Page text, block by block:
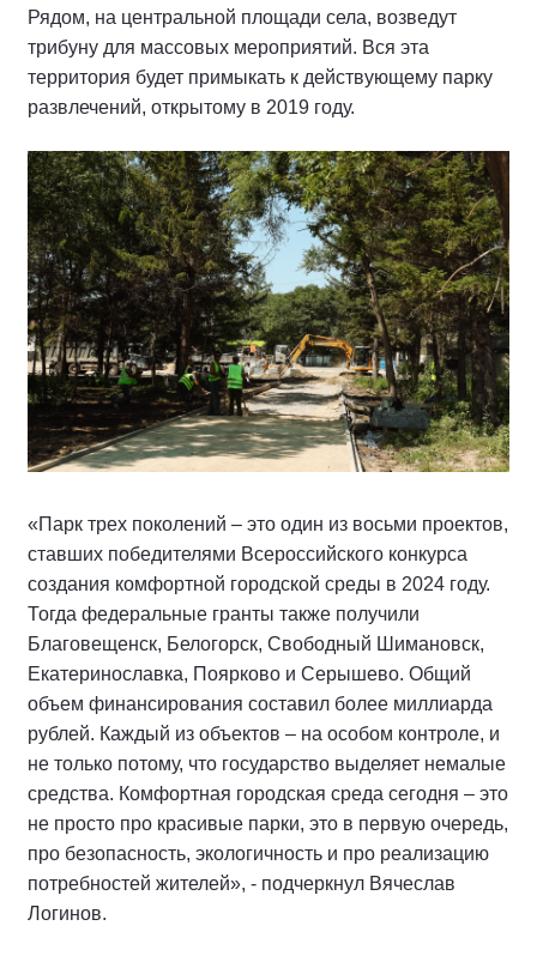
Рядом, на центральной площади села, возведут
трибуну для массовых мероприятий. Вся эта
территория будет примыкать к действующему парку
развлечений, открытому в 2019 году.
«Парк трех поколений – это один из восьми проектов,
ставших победителями Всероссийского конкурса
создания комфортной городской среды в 2024 году.
Тогда федеральные гранты также получили
Благовещенск, Белогорск, Свободный Шимановск,
Екатеринославка, Поярково и Серышево. Общий
объем финансирования составил более миллиарда
рублей. Каждый из объектов – на особом контроле, и
не только потому, что государство выделяет немалые
средства. Комфортная городская среда сегодня – это
не просто про красивые парки, это в первую очередь,
про безопасность, экологичность и про реализацию
потребностей жителей», - подчеркнул Вячеслав
Логинов.